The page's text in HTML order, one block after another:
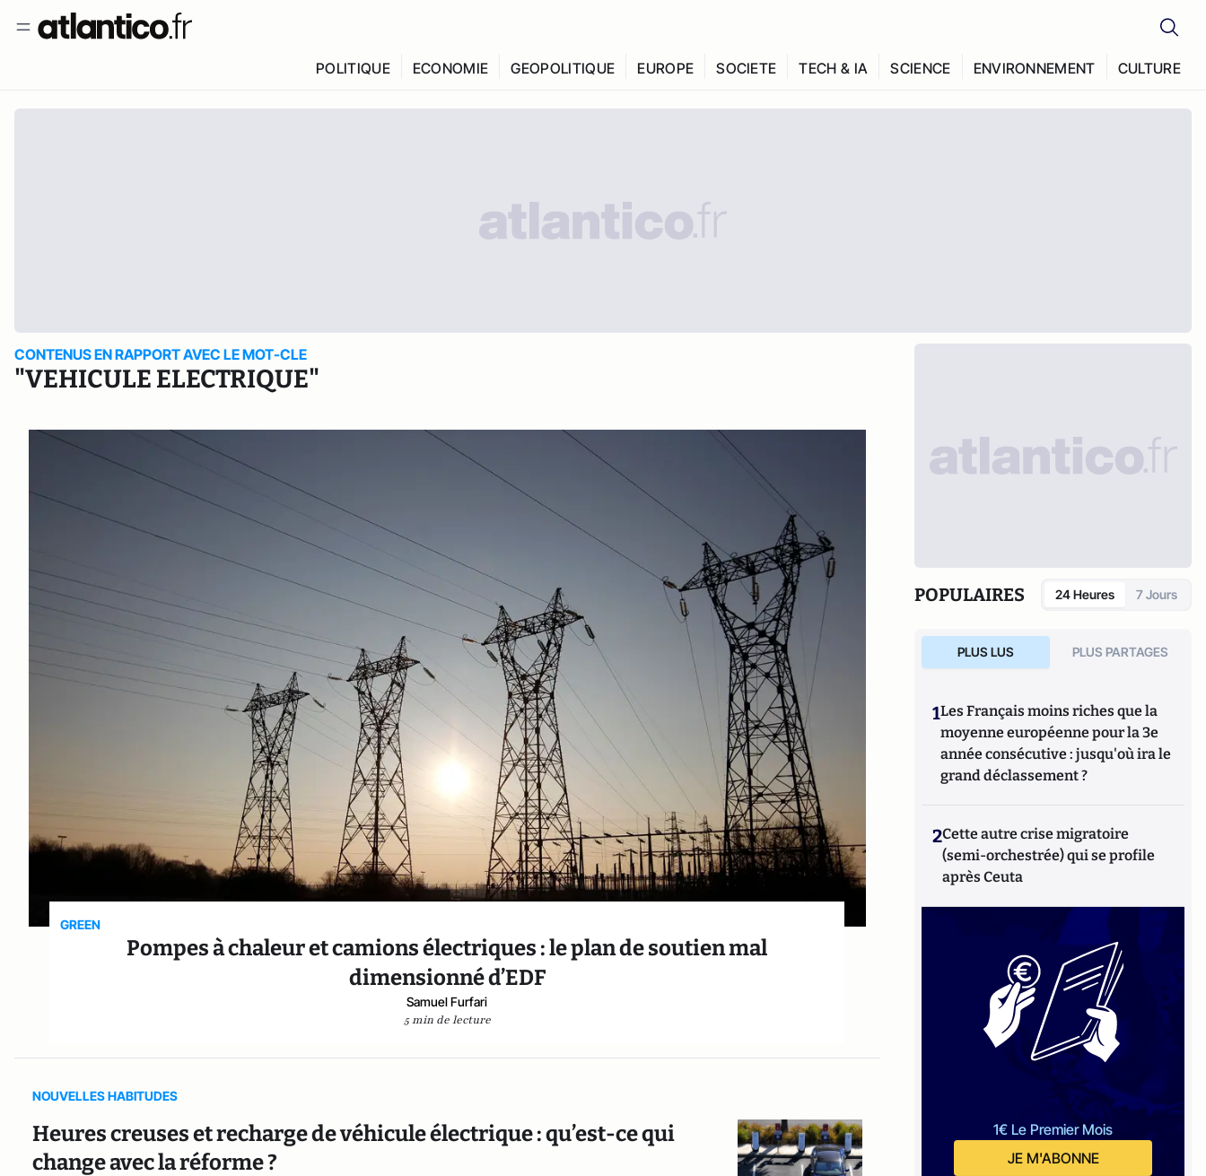
POLITIQUE ECONOMIE GEOPOLITIQUE EUROPE SOCIETE TECH & IA SCIENCE ENVIRONNEMENT CULTURE
CONTENUS EN RAPPORT AVEC LE MOT-CLE
"VEHICULE ELECTRIQUE"
GREEN
Pompes à chaleur et camions électriques : le plan de soutien mal
dimensionné d’EDF
Samuel Furfari
5 min de lecture
NOUVELLES HABITUDES
Heures creuses et recharge de véhicule électrique : qu’est-ce qui
change avec la réforme ?
POPULAIRES 24 Heures 7 Jours
PLUS LUS PLUS PARTAGES
1Les Français moins riches que la
moyenne européenne pour la 3e
année consécutive : jusqu'où ira le
grand déclassement ?
2Cette autre crise migratoire
(semi-orchestrée) qui se profile
après Ceuta
1€ Le Premier Mois
JE M'ABONNE